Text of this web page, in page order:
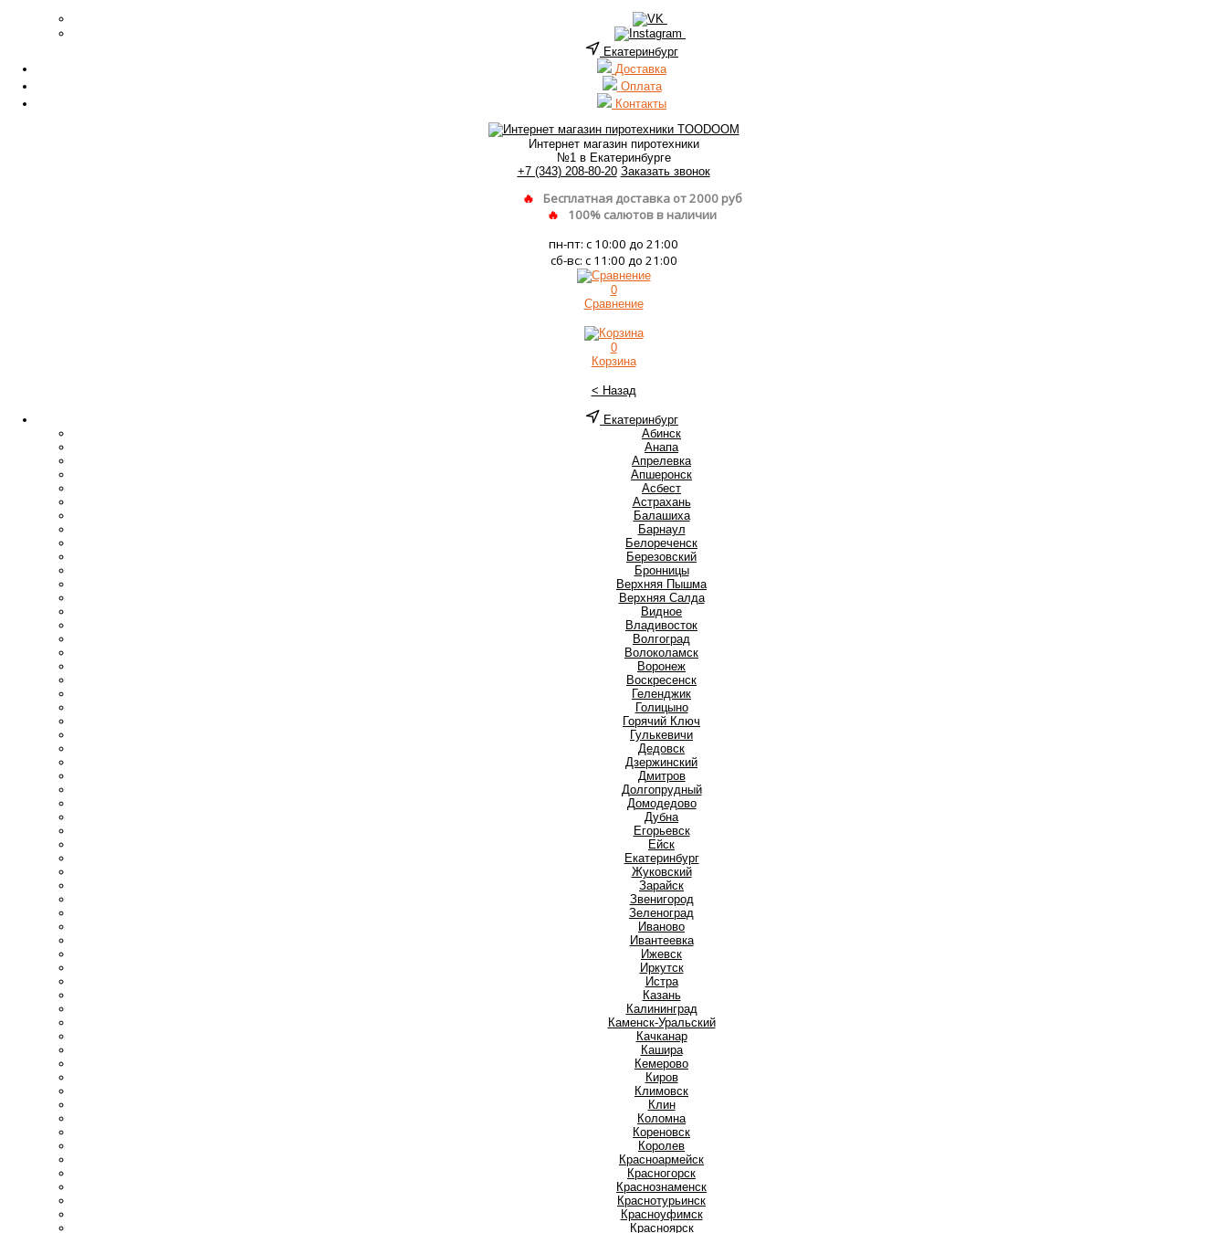
Екатеринбург
Доставка
Оплата
Контакты
Интернет магазин пиротехники
№1 в Екатеринбурге
+7 (343) 208-80-20 Заказать звонок
Бесплатная доставка от 2000 руб
100% салютов в наличии
пн-пт: с 10:00 до 21:00
сб-вс: с 11:00 до 21:00
0
Сравнение
0
Корзина
< Назад
Екатеринбург
Абинск
Анапа
Апрелевка
Апшеронск
Асбест
Астрахань
Балашиха
Барнаул
Белореченск
Березовский
Бронницы
Верхняя Пышма
Верхняя Салда
Видное
Владивосток
Волгоград
Волоколамск
Воронеж
Воскресенск
Геленджик
Голицыно
Горячий Ключ
Гулькевичи
Дедовск
Дзержинский
Дмитров
Долгопрудный
Домодедово
Дубна
Егорьевск
Ейск
Екатеринбург
Жуковский
Зарайск
Звенигород
Зеленоград
Иваново
Ивантеевка
Ижевск
Иркутск
Истра
Казань
Калининград
Каменск-Уральский
Качканар
Кашира
Кемерово
Киров
Климовск
Клин
Коломна
Кореновск
Королев
Красноармейск
Красногорск
Краснознаменск
Краснотурьинск
Красноуфимск
Красноярск